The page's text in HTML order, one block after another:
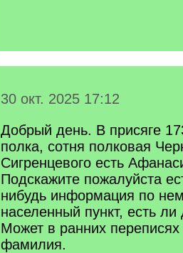
30 окт. 2025 17:12
Добрый день. В присяге
полка, сотня полковая
Сигренцевого есть
Подскажите пожалуйста
нибудь информация по
населенный пункт, есть
Может в ранних переписях
фамилия.